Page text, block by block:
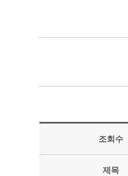
조회수
제목